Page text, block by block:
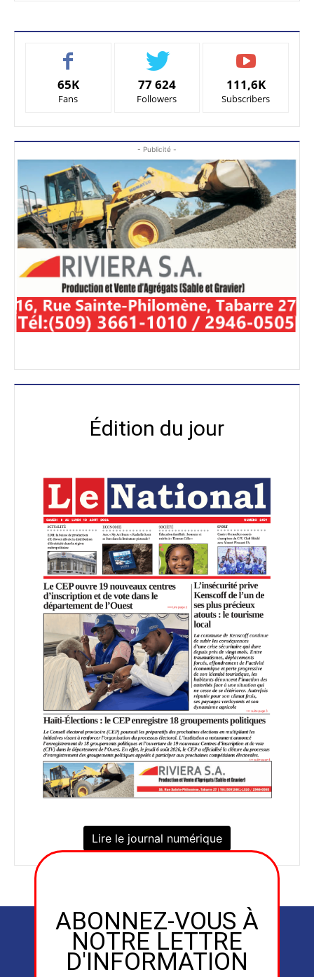
65K
Fans
77 624
Followers
111,6K
Subscribers
- Publicité -
Édition du jour
Lire le journal numérique
ABONNEZ-VOUS À
NOTRE LETTRE
D'INFORMATION